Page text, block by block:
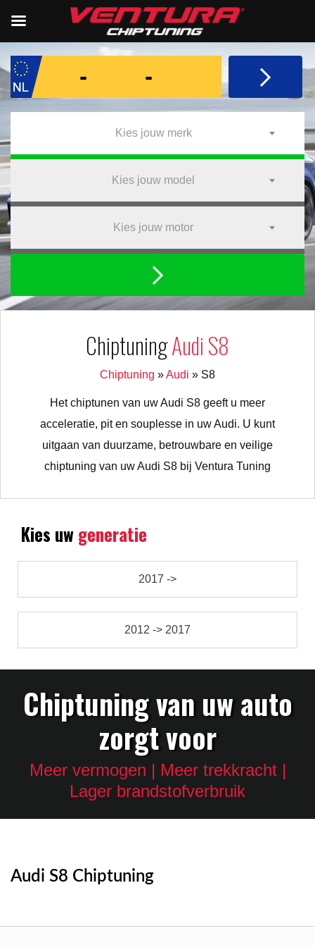
Kies jouw merk
Kies jouw model
Kies jouw motor
ChiptuningAudi S8
Chiptuning »Audi » S8
Het chiptunen van uw Audi S8 geeft u meer
acceleratie, pit en souplesse in uw Audi. U kunt
uitgaan van duurzame, betrouwbare en veilige
chiptuning van uw Audi S8 bij Ventura Tuning
Kies uwgeneratie
2017 ->
2012 -> 2017
Chiptuning van uw auto
zorgt voor
Meer vermogen | Meer trekkracht |
Lager brandstofverbruik
Audi S8 Chiptuning